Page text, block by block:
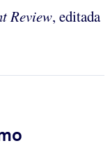
Review, editada